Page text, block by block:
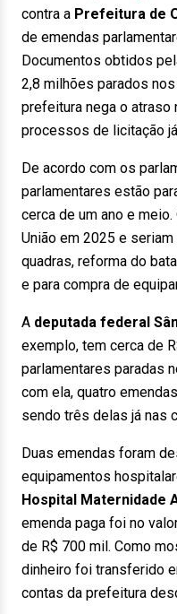
contra a Prefeitura de
de emendas
Documentos obtidos
2,8 milhões parados
prefeitura nega o
processos de licitação
De acordo com os
parlamentares estão
cerca de um ano e
União em 2025 e
quadras, reforma do
e para compra de
A deputada federal
exemplo, tem cerca de
parlamentares paradas
com ela, quatro
sendo três delas já nas
Duas emendas foram
equipamentos
Hospital Maternidade
emenda paga foi no
de R$ 700 mil. Como
dinheiro foi transferido
contas da prefeitura